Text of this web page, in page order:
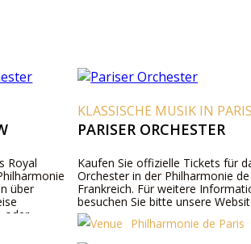
Royal
über
oder
KLASSISCHE MUSIK IN PARIS
PARISER ORCHESTER
Kaufen Sie offizielle Tickets für
Orchester in der Philharmonie
Frankreich. Für weitere
besuchen Sie bitte unsere
Philharmonie de Paris